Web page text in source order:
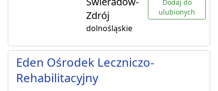
Zdrój
dolnośląskie
Dodaj do
ulubionych
Eden Ośrodek Leczniczo-
Rehabilitacyjny